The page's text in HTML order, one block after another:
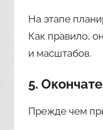
На этапе
Как правило,
и масштабов.
5.
Прежде чем